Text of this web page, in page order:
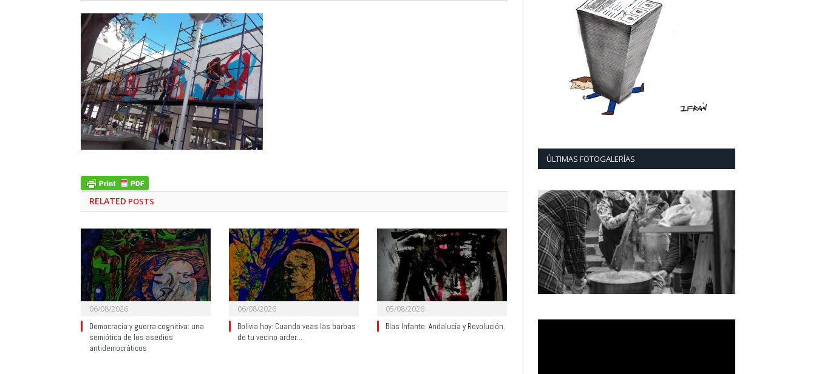
RELATED POSTS
06/08/2026
Democracia y guerra cognitiva: una
semiótica de los asedios
antidemocráticos
06/08/2026
Bolivia hoy: Cuando veas las barbas
de tu vecino arder…
05/08/2026
Blas Infante: Andalucía y Revolución.
ÚLTIMAS FOTOGALERÍAS